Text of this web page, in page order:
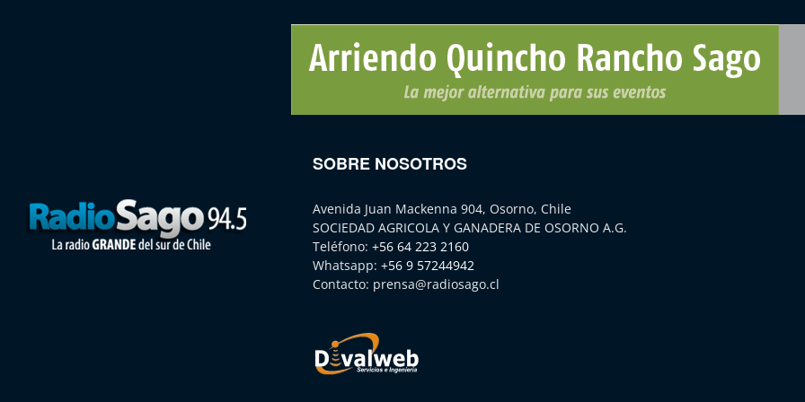
SOBRE NOSOTROS
Avenida Juan Mackenna 904, Osorno, Chile
SOCIEDAD AGRICOLA Y GANADERA DE OSORNO A.G.
Teléfono: +56 64 223 2160
Whatsapp: +56 9 57244942
Contacto: prensa@radiosago.cl